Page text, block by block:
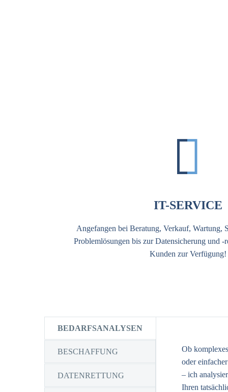


IT-SERVICE
Angefangen bei Beratung, Verkauf, Wartung,
Problemlösungen bis zur Datensicherung und -
Kunden zur Verfügung!
BEDARFSANALYSEN
BESCHAFFUNG
DATENRETTUNG
Ob
oder
– ich
Ihren